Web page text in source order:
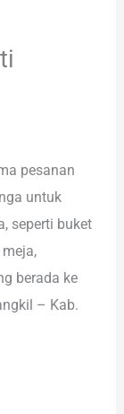
pesanan
untuk
seperti buket
berada ke
– Kab.